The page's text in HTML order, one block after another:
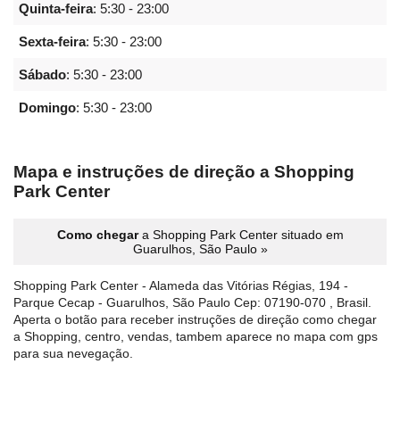
Quinta-feira: 5:30 - 23:00
Sexta-feira: 5:30 - 23:00
Sábado: 5:30 - 23:00
Domingo: 5:30 - 23:00
Mapa e instruções de direção a Shopping
Park Center
Como chegara Shopping Park Center situado em
Guarulhos, São Paulo »
Shopping Park Center - Alameda das Vitórias Régias, 194 -
Parque Cecap - Guarulhos, São Paulo Cep: 07190-070 , Brasil.
Aperta o botão para receber instruções de direção como chegar
a Shopping, centro, vendas, tambem aparece no mapa com gps
para sua nevegação.